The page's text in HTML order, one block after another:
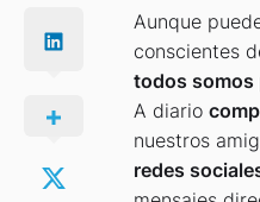
Aunque
conscientes
todos somos
A diario
nuestros
redes